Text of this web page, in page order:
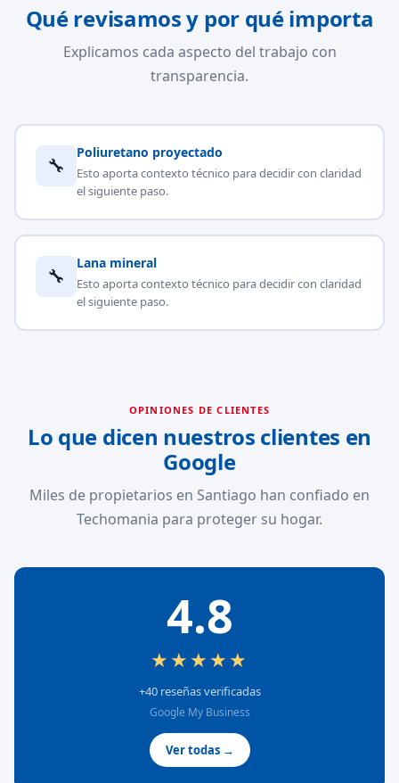
Qué revisamos y por qué importa
Explicamos cada aspecto del trabajo con
transparencia.
🔧
Poliuretano proyectado
Esto aporta contexto técnico para decidir con claridad
el siguiente paso.
🔧
Lana mineral
Esto aporta contexto técnico para decidir con claridad
el siguiente paso.
OPINIONES DE CLIENTES
Lo que dicen nuestros clientes en
Google
Miles de propietarios en Santiago han confiado en
Techomania para proteger su hogar.
4.8
★★★★★
+40 reseñas verificadas
Google My Business
Ver todas →